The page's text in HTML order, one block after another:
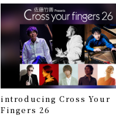
introducing Cross Your
Fingers 26